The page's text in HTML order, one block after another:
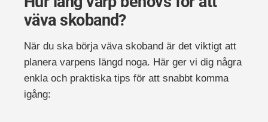
väva skoband?
När du ska börja väva skoband är det viktigt att
planera varpens längd noga. Här ger vi dig några
enkla och praktiska tips för att snabbt komma
igång: